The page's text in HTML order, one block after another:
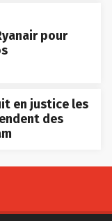
pour
en justice les
des